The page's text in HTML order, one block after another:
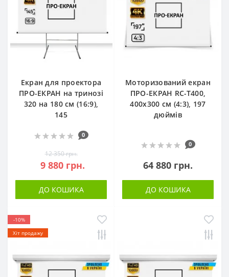
Екран для проектора
ПРО-ЕКРАН на тринозі
320 на 180 см (16:9),
145
0
12 350 грн.
9 880 грн.
ДО КОШИКА
Моторизований екран
ПРО-ЕКРАН RC-T400,
400х300 см (4:3), 197
дюймів
0
64 880 грн.
ДО КОШИКА
-10%
Хіт продажу